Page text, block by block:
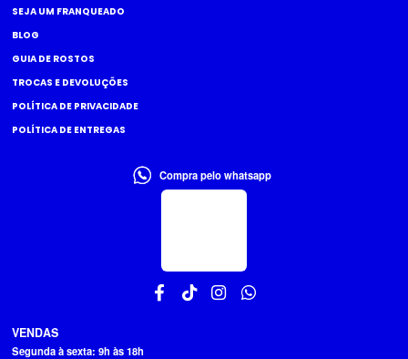
SEJA UM FRANQUEADO
BLOG
GUIA DE ROSTOS
TROCAS E DEVOLUÇÕES
POLÍTICA DE PRIVACIDADE
POLÍTICA DE ENTREGAS
Compra pelo whatsapp
VENDAS
Segunda à sexta: 9h às 18h